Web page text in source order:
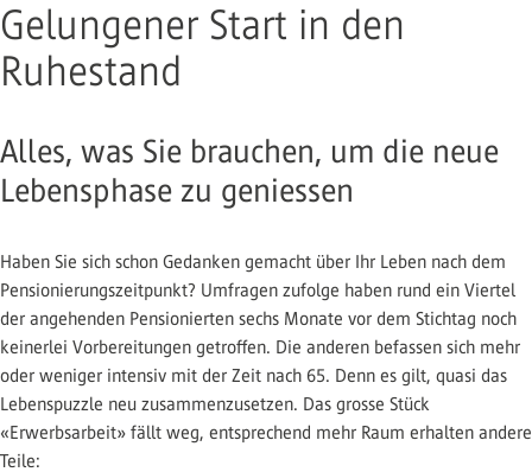
Gelungener Start in den
Ruhestand
Alles, was Sie brauchen, um die neue
Lebensphase zu geniessen
Haben Sie sich schon Gedanken gemacht über Ihr Leben nach dem
Pensionierungszeitpunkt? Umfragen zufolge haben rund ein Viertel
der angehenden Pensionierten sechs Monate vor dem Stichtag noch
keinerlei Vorbereitungen getroffen. Die anderen befassen sich mehr
oder weniger intensiv mit der Zeit nach 65. Denn es gilt, quasi das
Lebenspuzzle neu zusammenzusetzen. Das grosse Stück
«Erwerbsarbeit» fällt weg, entsprechend mehr Raum erhalten andere
Teile: